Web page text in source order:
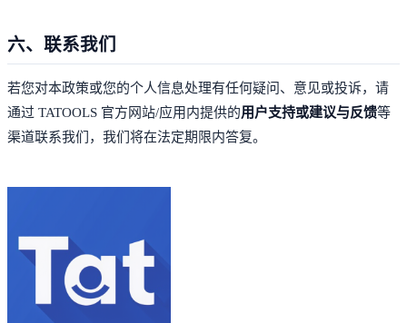
六、联系我们
若您对本政策或您的个人信息处理有任何疑问、意见或投诉，请
通过 TATOOLS 官方网站/应用内提供的用户支持或建议与反馈等
渠道联系我们，我们将在法定期限内答复。